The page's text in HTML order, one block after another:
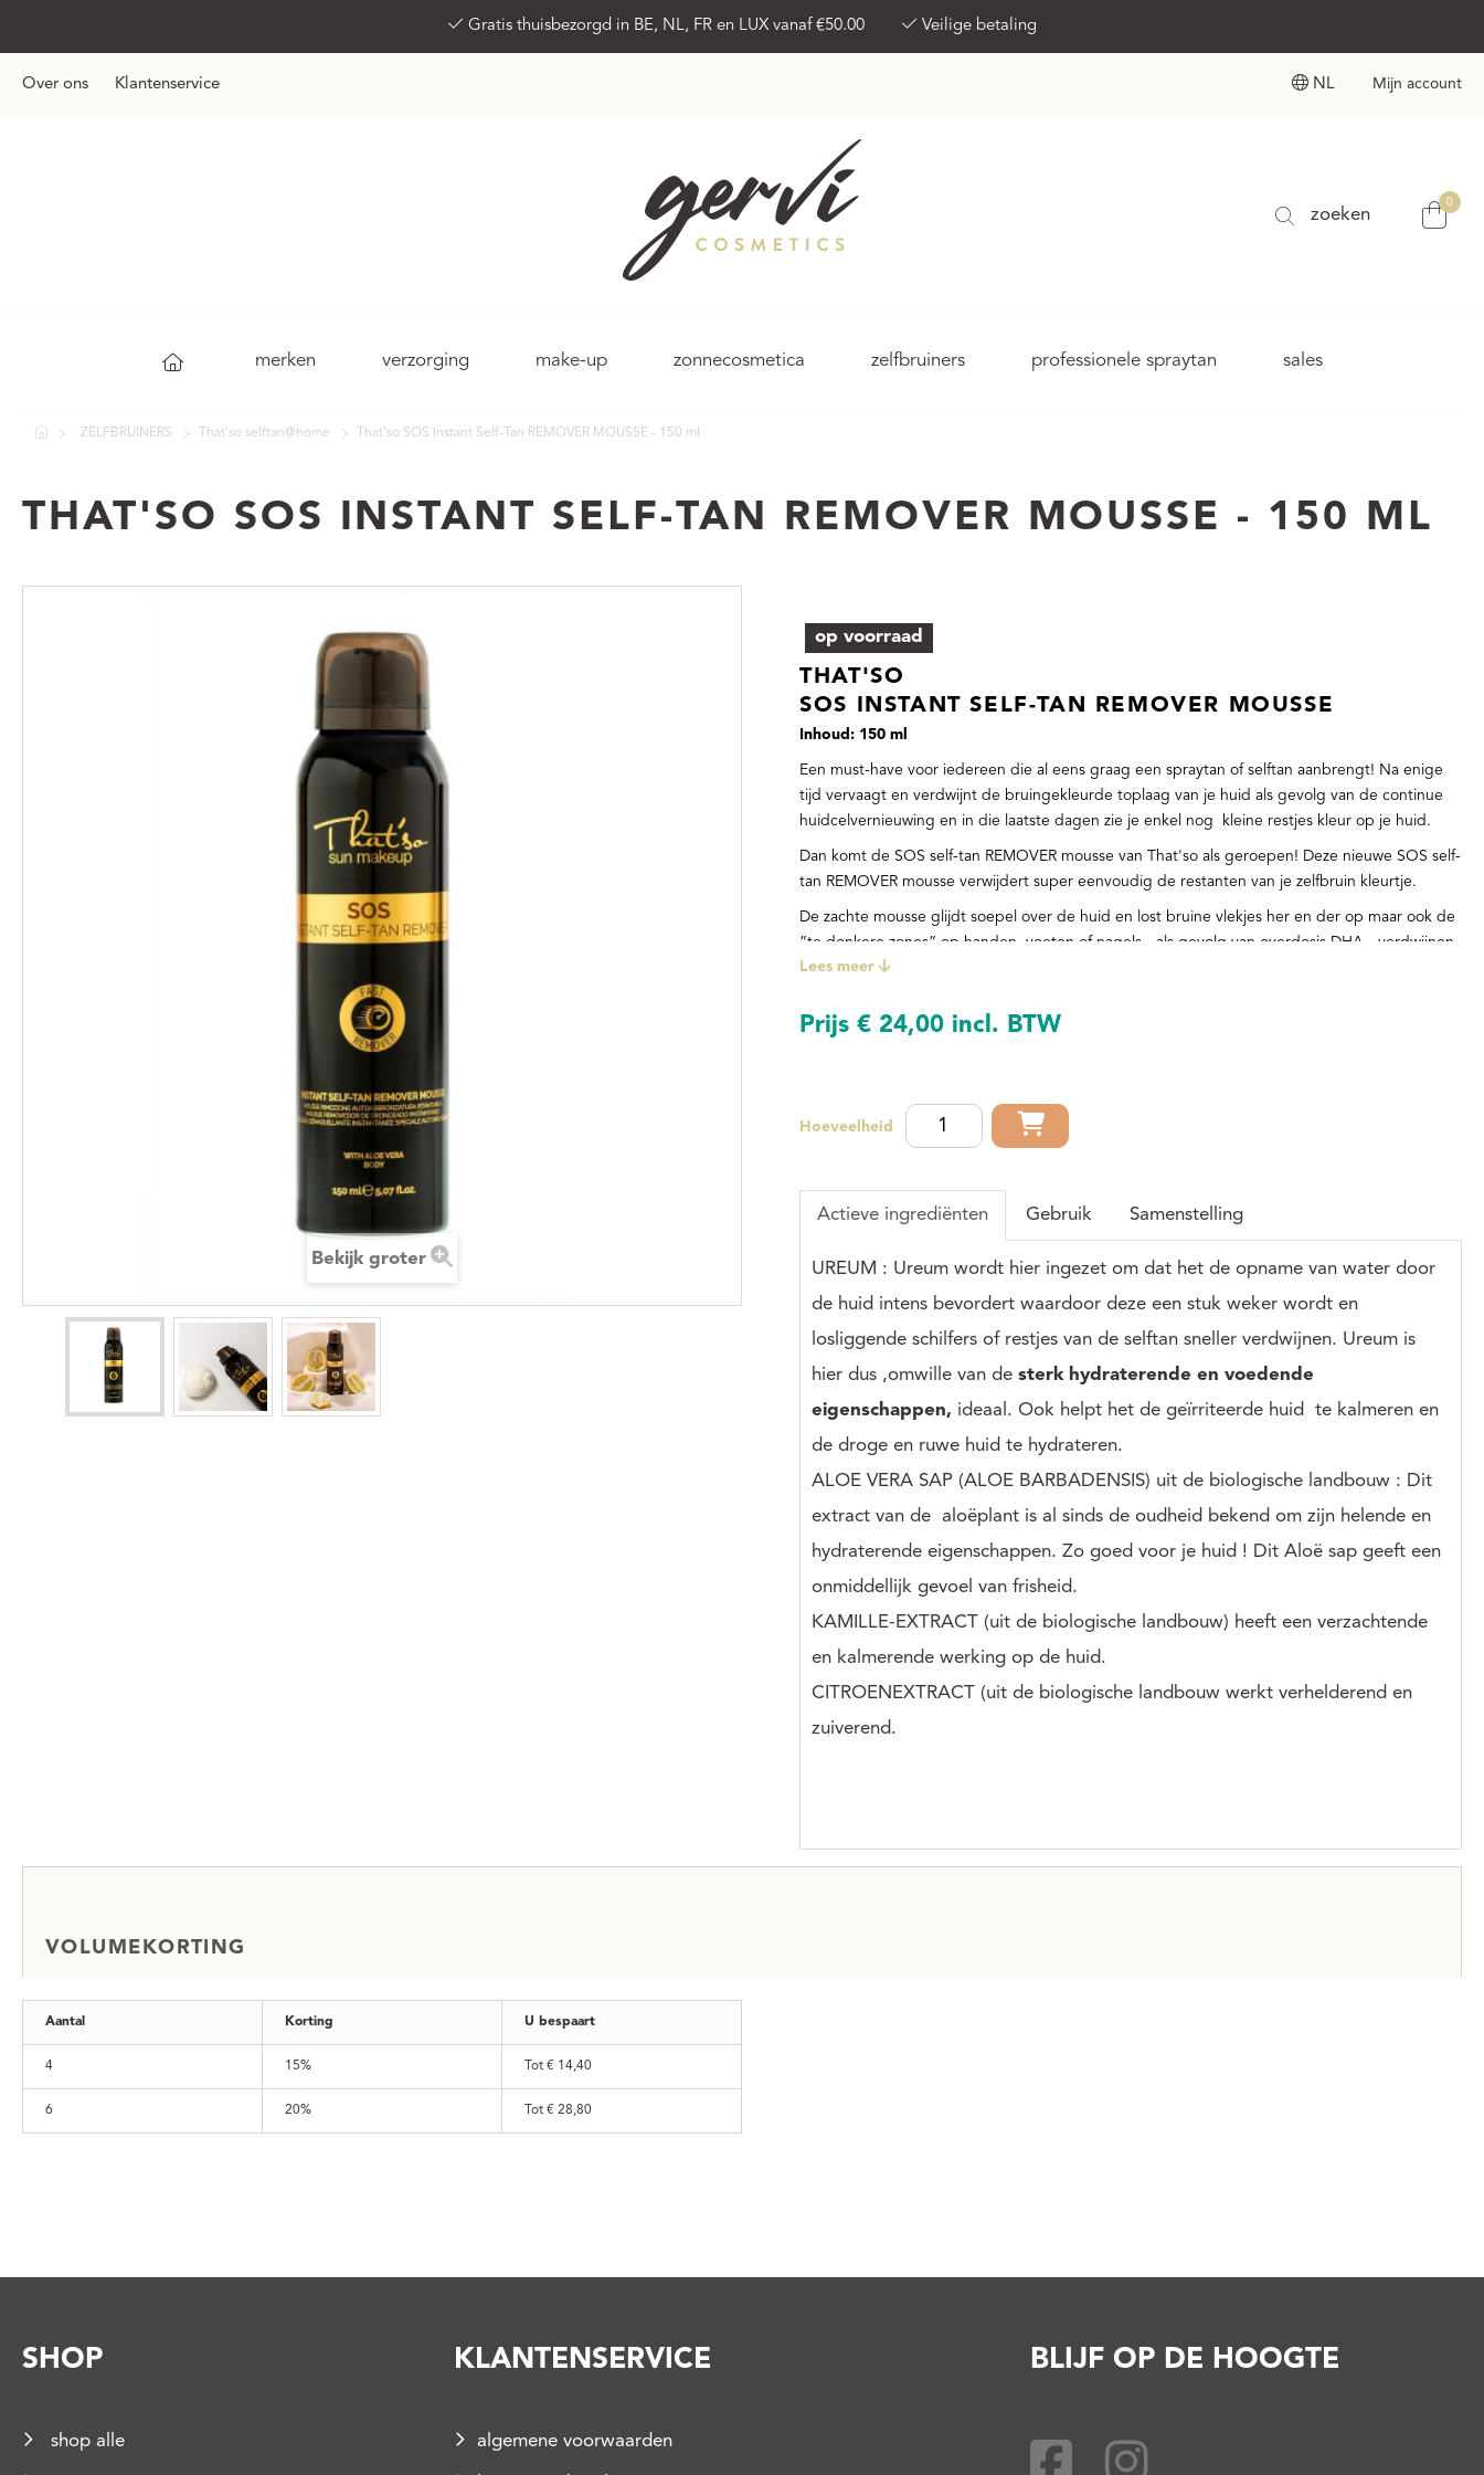
Gratis thuisbezorgd in BE, NL, FR en LUX vanaf €50.00 Veilige betaling
Over ons Klantenservice NL Mijn account
zoeken
0
merken verzorging make-up zonnecosmetica zelfbruiners professionele spraytan sales
ZELFBRUINERS That'so selftan@home That'so SOS Instant Self-Tan REMOVER MOUSSE - 150 ml
THAT'SO SOS INSTANT SELF-TAN REMOVER MOUSSE - 150 ML
Bekijk groter
op voorraad
THAT'SO
SOS INSTANT SELF-TAN REMOVER MOUSSE
Inhoud: 150 ml
Een must-have voor iedereen die al eens graag een spraytan of selftan aanbrengt! Na enige
tijd vervaagt en verdwijnt de bruingekleurde toplaag van je huid als gevolg van de continue
huidcelvernieuwing en in die laatste dagen zie je enkel nog kleine restjes kleur op je huid.
Dan komt de SOS self-tan REMOVER mousse van That'so als geroepen! Deze nieuwe SOS self-
tan REMOVER mousse verwijdert super eenvoudig de restanten van je zelfbruin kleurtje.
De zachte mousse glijdt soepel over de huid en lost bruine vlekjes her en der op maar ook de
”te donkere zones” op handen, voeten of nagels - als gevolg van overdosis DHA- verdwijnen
grotendeels.
anymore!
Je stapt dus uit de douche met een frisse, gereinigde én egale huid en in een wip ben
je klaar voor een nieuwe selftan of spraytan!
Lees meer
Prijs€ 24,00 incl. BTW
Hoeveelheid
Actieve ingrediënten Gebruik Samenstelling
UREUM : Ureum wordt hier ingezet om dat het de opname van water door
de huid intens bevordert waardoor deze een stuk weker wordt en
losliggende schilfers of restjes van de selftan sneller verdwijnen. Ureum is
hier dus ,omwille van desterk hydraterende en voedende
eigenschappen, ideaal. Ook helpt het de geïrriteerde huid te kalmeren en
de droge en ruwe huid te hydrateren.
ALOE VERA SAP (ALOE BARBADENSIS) uit de biologische landbouw : Dit
extract van de aloëplant is al sinds de oudheid bekend om zijn helende en
hydraterende eigenschappen.Zo goed voor je huid ! Dit Aloë sap geeft een
onmiddellijk gevoel van frisheid.
KAMILLE-EXTRACT (uit de biologische landbouw) heeft een verzachtende
en kalmerende werking op de huid.
CITROENEXTRACT (uit de biologische landbouw werkt verhelderend en
zuiverend.
VOLUMEKORTING
Aantal Korting U bespaart
4 15% Tot € 14,40
6 20% Tot € 28,80
SHOP
shop alle
KLANTENSERVICE
algemene voorwaarden
BLIJF OP DE HOOGTE